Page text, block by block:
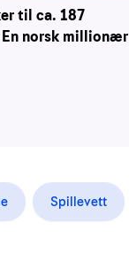
til ca. 187
norsk millionær
Spillevett